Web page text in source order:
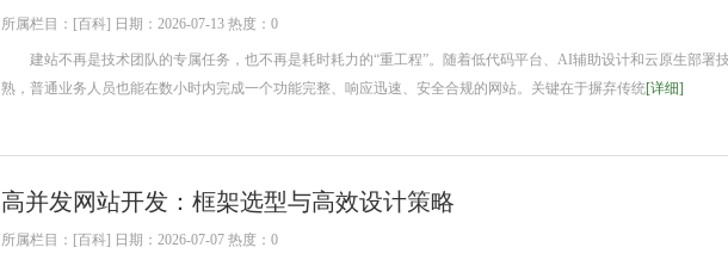
所属栏目：[百科] 日期：2026-07-13 热度：0
建站不再是技术团队的专属任务，也不再是耗时耗力的“重工程”。随着低代码平台、AI辅助设计和云原生部署
熟，普通业务人员也能在数小时内完成一个功能完整、响应迅速、安全合规的网站。关键在于摒弃传统[详细]
高并发网站开发：框架选型与高效设计策略
所属栏目：[百科] 日期：2026-07-07 热度：0